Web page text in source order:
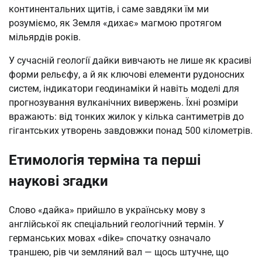
континентальних щитів, і саме завдяки їм ми
розуміємо, як Земля «дихає» магмою протягом
мільярдів років.
У сучасній геології дайки вивчають не лише як красиві
форми рельєфу, а й як ключові елементи рудоносних
систем, індикатори геодинаміки й навіть моделі для
прогнозування вулканічних вивержень. Їхні розміри
вражають: від тонких жилок у кілька сантиметрів до
гігантських утворень завдовжки понад 500 кілометрів.
Етимологія терміна та перші
наукові згадки
Слово «дайка» прийшло в українську мову з
англійської як спеціальний геологічний термін. У
германських мовах «dike» спочатку означало
траншею, рів чи земляний вал — щось штучне, що